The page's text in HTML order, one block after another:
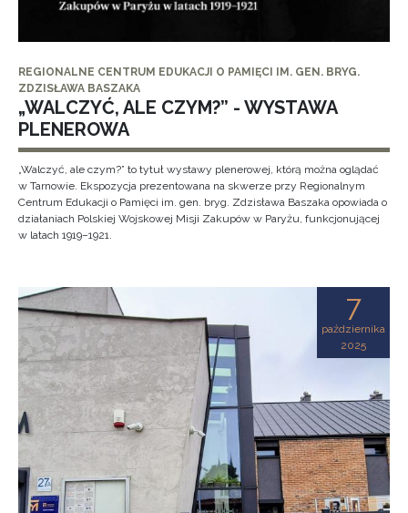
REGIONALNE CENTRUM EDUKACJI O PAMIĘCI IM. GEN. BRYG.
ZDZISŁAWA BASZAKA
„WALCZYĆ, ALE CZYM?” - WYSTAWA
PLENEROWA
„Walczyć, ale czym?” to tytuł wystawy plenerowej, którą można oglądać
w Tarnowie. Ekspozycja prezentowana na skwerze przy Regionalnym
Centrum Edukacji o Pamięci im. gen. bryg. Zdzisława Baszaka opowiada o
działaniach Polskiej Wojskowej Misji Zakupów w Paryżu, funkcjonującej
w latach 1919–1921.
7
października
2025